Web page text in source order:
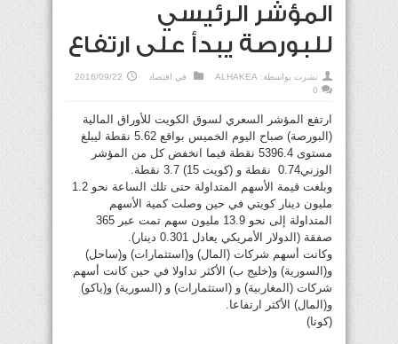
المؤشر الرئيسي
للبورصة يبدأ على ارتفاع
نشرت بواسطة: ALHAKEA في اقتصاد
2016/09/22
0
ارتفع المؤشر السعري لسوق الكويت للأوراق المالية
(البورصة) صباح اليوم الخميس بواقع 5.62 نقطة ليبلغ
مستوى 5396.4 نقطة فيما انخفض كل من المؤشر
الوزني0.74 نقطة و (كويت 15) 3.7 نقطة.
وبلغت قيمة الأسهم المتداولة حتى تلك الساعة نحو 1.2
مليون دينار كويتي في حين وصلت كمية الأسهم
المتداولة إلى نحو 13.9 مليون سهم تمت عبر 365
صفقة (الدولار الأمريكي يعادل 0.301 دينار).
وكانت أسهم شركات (المال) و(استثمارات) و(ساحل)
و(السورية) و(خليج ب) الأكثر تداولا في حين كانت أسهم
شركات (المغاربية) و (استثمارات) و (السورية) و(ياكو)
و(المال) الأكثر ارتفاعا.
(كونا)